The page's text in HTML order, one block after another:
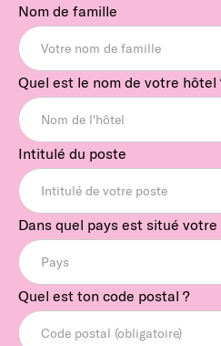
Nom de famille
Quel est le nom de votre hôtel
Intitulé du poste
Dans quel pays est situé votre
Quel est ton code postal ?